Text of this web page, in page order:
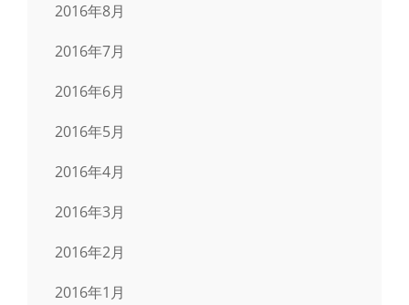
2016年8月
2016年7月
2016年6月
2016年5月
2016年4月
2016年3月
2016年2月
2016年1月